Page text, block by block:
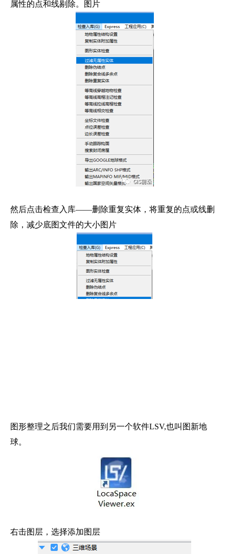
属性的点和线剔除。图片
然后点击检查入库——删除重复实体，将重复的点或线删
除，减少底图文件的大小图片
图形整理之后我们需要用到另一个软件LSV,也叫图新地
球。
右击图层，选择添加图层